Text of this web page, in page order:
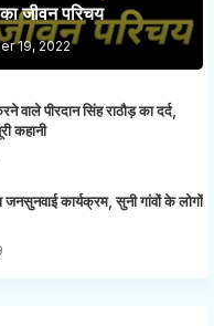
जीवन परिचय
19, 2022
पीरदान सिंह राठौड़ का दर्द,
कहानी
कार्यक्रम, सुनी गांवों के लोगों